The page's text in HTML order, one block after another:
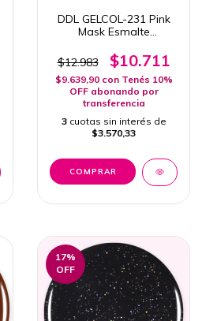
DDL GELCOL-231 Pink
Mask Esmalte
Col. Invierno
$12.983 $10.711
$9.639,90 con Tenés 10%
OFF abonando por
transferencia
3 cuotas sin interés de
$3.570,33
17%
OFF